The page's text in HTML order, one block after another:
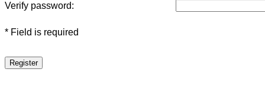
Verify password:
* Field is required
Register